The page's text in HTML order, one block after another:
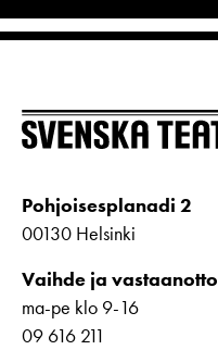
Pohjoisesplanadi 2
00130 Helsinki
Vaihde ja vastaanotto
ma-pe klo 9-16
09 616 211